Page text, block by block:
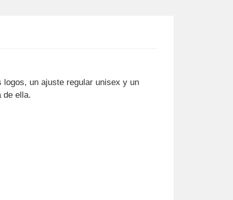
un ajuste regular unisex y un
de ella.